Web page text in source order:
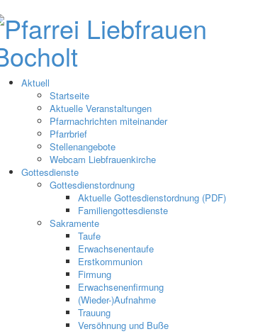
Aktuell
Startseite
Aktuelle Veranstaltungen
Pfarrnachrichten miteinander
Pfarrbrief
Stellenangebote
Webcam Liebfrauenkirche
Gottesdienste
Gottesdienstordnung
Aktuelle Gottesdienstordnung (PDF)
Familiengottesdienste
Sakramente
Taufe
Erwachsenentaufe
Erstkommunion
Firmung
Erwachsenenfirmung
(Wieder-)Aufnahme
Trauung
Versöhnung und Buße